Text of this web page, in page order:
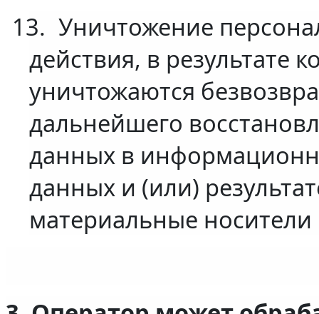
13. Уничтожение
действия, в результате
уничтожаются
дальнейшего
данных в
данных и (или)
материальные